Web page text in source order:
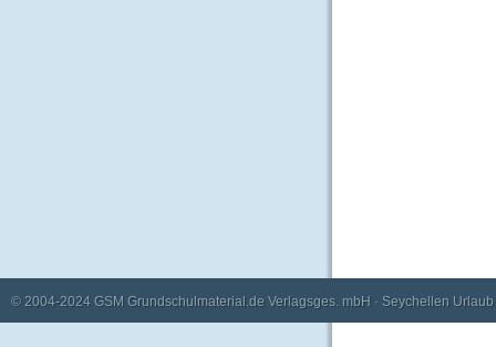
© 2004-2024 GSM Grundschulmaterial.de Verlagsges. mbH · Seychellen Urlaub